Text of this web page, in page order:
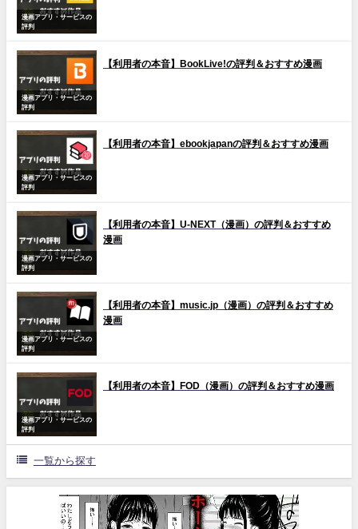
漫画アプリ・サービスの
評判
漫画アプリ・サービスの
評判
【利用者の本音】BookLive!の評判＆おすすめ漫画
漫画アプリ・サービスの
評判
【利用者の本音】ebookjapanの評判＆おすすめ漫画
漫画アプリ・サービスの
評判
【利用者の本音】U-NEXT（漫画）の評判＆おすすめ
漫画
漫画アプリ・サービスの
評判
【利用者の本音】music.jp（漫画）の評判＆おすすめ
漫画
漫画アプリ・サービスの
評判
【利用者の本音】FOD（漫画）の評判＆おすすめ漫画
一覧から探す